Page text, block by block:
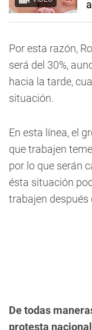
Por esta razón,
será del 30%,
hacia la tarde,
situación.
En esta línea, el
que trabajen
por lo que serán
ésta situación
trabajen después
De todas
protesta